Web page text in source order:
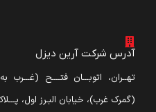
آدرس شرکت آرین دیزل
تهــران، اتوبـــان فتــــح (غـــرب
(گمرک غرب)، خیابان البـرز اول،